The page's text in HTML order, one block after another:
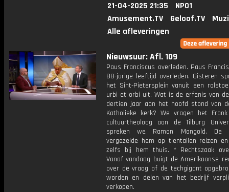
21-04-2025 21:35
NPO1
Amusement.TV
Geloof.TV
Alle afleveringen
Nieuwsuur: Afl. 109
Paus Franciscus overleden. Paus
88-jarige leeftijd overleden. Gisteren
het Sint-Pietersplein vanuit een
urbi et orbi uit. Wat is de erfenis van
dertien jaar aan het hoofd stond van
Katholieke kerk? We vragen het
cultuurtheoloog aan de Tilburg
spreken we Ramon Mangold. De
vergezelde hem op tientallen reizen
zelfs bij hem thuis. * Rechtszaak
Vanaf vandaag buigt de Amerikaanse
over de vraag of de techgigant
worden en delen van het bedrijf
verkopen.